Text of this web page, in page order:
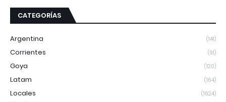
CATEGORÍAS
Argentina (141)
Corrientes (91)
Goya (120)
Latam (164)
Locales (1624)